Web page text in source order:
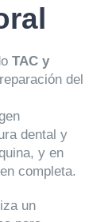
TAC y
del
dental y
y en
completa.
un